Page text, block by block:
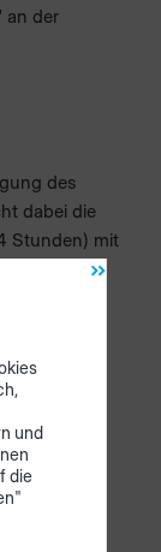
an der
des
dabei die
Stunden) mit
und
die